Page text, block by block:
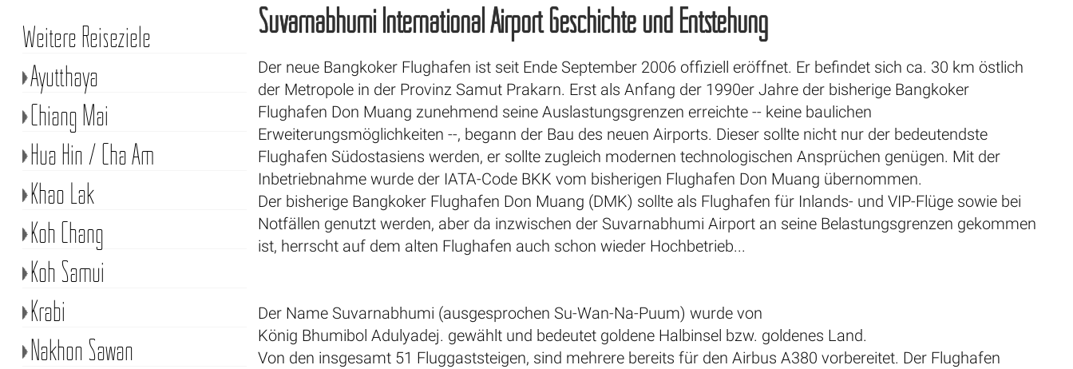
Suvarnabhumi International Airport Geschichte und Entstehung
Der neue Bangkoker Flughafen ist seit Ende September 2006 offiziell eröffnet. Er befindet sich ca. 30 km östlich
der Metropole in der Provinz Samut Prakarn. Erst als Anfang der 1990er Jahre der bisherige Bangkoker
Flughafen Don Muang zunehmend seine Auslastungsgrenzen erreichte -- keine baulichen
Erweiterungsmöglichkeiten --, begann der Bau des neuen Airports. Dieser sollte nicht nur der bedeutendste
Flughafen Südostasiens werden, er sollte zugleich modernen technologischen Ansprüchen genügen. Mit der
Inbetriebnahme wurde der IATA-Code BKK vom bisherigen Flughafen Don Muang übernommen.
Der bisherige Bangkoker Flughafen Don Muang (DMK) sollte als Flughafen für Inlands- und VIP-Flüge sowie bei
Notfällen genutzt werden, aber da inzwischen der Suvarnabhumi Airport an seine Belastungsgrenzen gekommen
ist, herrscht auf dem alten Flughafen auch schon wieder Hochbetrieb...
Der Name Suvarnabhumi (ausgesprochen Su-Wan-Na-Puum) wurde von
König Bhumibol Adulyadej. gewählt und bedeutet goldene Halbinsel bzw. goldenes Land.
Von den insgesamt 51 Fluggaststeigen, sind mehrere bereits für den Airbus A380 vorbereitet. Der Flughafen
Weitere Reiseziele
Ayutthaya
Chiang Mai
Hua Hin / Cha Am
Khao Lak
Koh Chang
Koh Samui
Krabi
Nakhon Sawan